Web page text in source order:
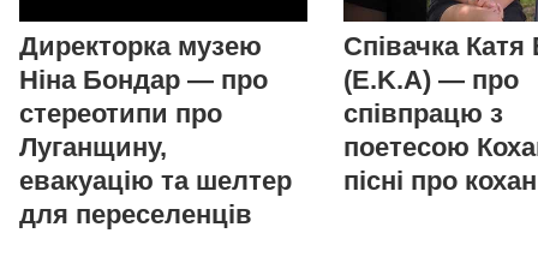
Директорка музею
Ніна Бондар — про
стереотипи про
Луганщину,
евакуацію та шелтер
для переселенців
Співачка Катя
(E.K.A) — про
співпрацю з
поетесою
пісні про